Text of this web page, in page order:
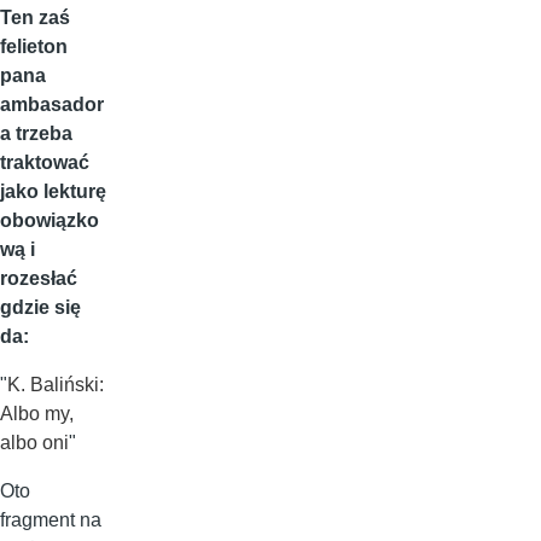
Ten zaś
felieton
pana
ambasador
a trzeba
traktować
jako lekturę
obowiązko
wą i
rozesłać
gdzie się
da:
"K. Baliński:
Albo my,
albo oni"
Oto
fragment na